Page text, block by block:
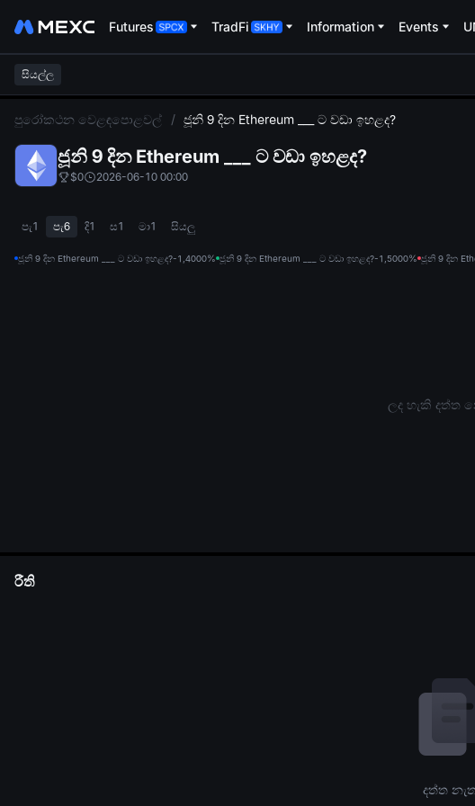
Futures TradFi Information Events
සියල්ල
පුරෝකථන වෙළඳපොළවල් / ජූනි 9 දින Ethereum ___ ට වඩා ඉහළද?
ජූනි 9 දින Ethereum ___ ට වඩා ඉහළද?
$0 2026-06-10 00:00
පැ1 පැ6 දි1 ස1 මා1 සියලු
ජූනි 9 දින Ethereum ___ ට වඩා ඉහළද?-1,4000% ජූනි 9 දින Ethereum ___ ට වඩා ඉහළද?-1,5000% ජූනි 9 දින
ලද හැකි දත්ත
රීති
දත්ත